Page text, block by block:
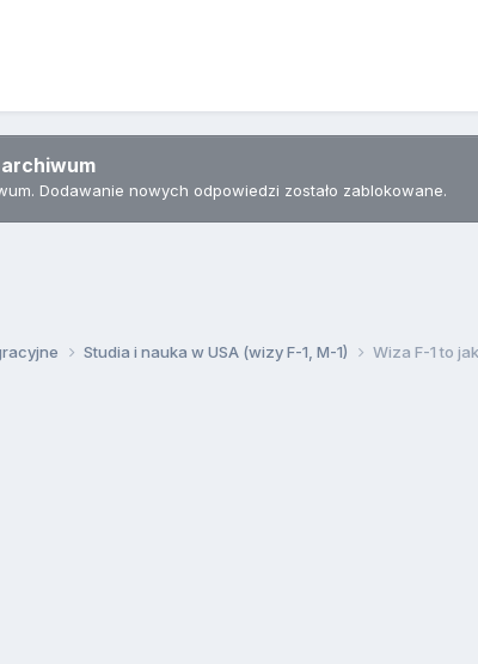
Dodawanie nowych odpowiedzi zostało zablokowane.
Studia i nauka w USA (wizy F-1, M-1) Wiza F-1 to